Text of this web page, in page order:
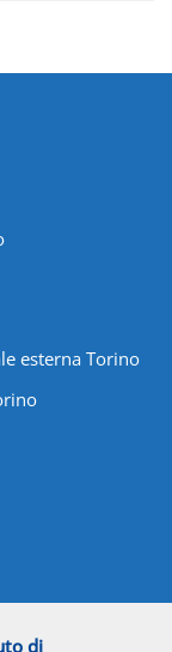
esterna Torino
di